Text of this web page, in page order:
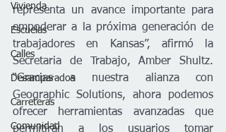
Vivienda
Escuelas
Calles
Desamparados
Carreteras
Comunidad
representa un avance importante para
empoderar a la próxima generación de
trabajadores en Kansas”, afirmó la
Secretaria de Trabajo, Amber Shultz.
“Gracias a nuestra alianza con
Geographic Solutions, ahora podemos
ofrecer herramientas avanzadas que
permitirán a los usuarios tomar